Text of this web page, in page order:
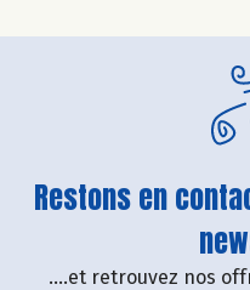
Restons en
....et retrouvez nos